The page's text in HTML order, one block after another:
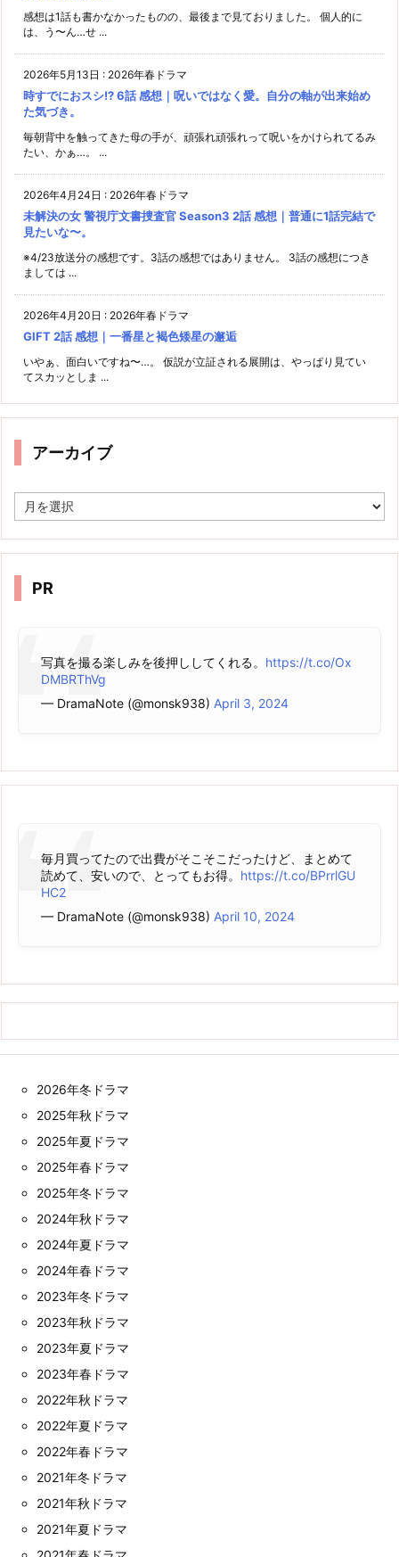
感想は1話も書かなかったものの、最後まで見ておりました。 個人的に
は、う〜ん…せ ...
2026年5月13日 : 2026年春ドラマ
時すでにおスシ!? 6話 感想｜呪いではなく愛。自分の軸が出来始め
た気づき。
毎朝背中を触ってきた母の手が、頑張れ頑張れって呪いをかけられてるみ
たい、かぁ…。 ...
2026年4月24日 : 2026年春ドラマ
未解決の女 警視庁文書捜査官 Season3 2話 感想｜普通に1話完結で
見たいな〜。
※4/23放送分の感想です。3話の感想ではありません。 3話の感想につき
ましては ...
2026年4月20日 : 2026年春ドラマ
GIFT 2話 感想｜一番星と褐色矮星の邂逅
いやぁ、面白いですね〜…。 仮説が立証される展開は、やっぱり見てい
てスカッとしま ...
アーカイブ
ー
イ
PR
写真を撮る楽しみを後押ししてくれる。 https://t.co/Ox
DMBRThVg
— DramaNote (@monsk938) April 3, 2024
毎月買ってたので出費がそこそこだったけど、まとめて
読めて、安いので、とってもお得。 https://t.co/BPrrlGU
HC2
— DramaNote (@monsk938) April 10, 2024
2026年冬ドラマ
2025年秋ドラマ
2025年夏ドラマ
2025年春ドラマ
2025年冬ドラマ
2024年秋ドラマ
2024年夏ドラマ
2024年春ドラマ
2023年冬ドラマ
2023年秋ドラマ
2023年夏ドラマ
2023年春ドラマ
2022年秋ドラマ
2022年夏ドラマ
2022年春ドラマ
2021年冬ドラマ
2021年秋ドラマ
2021年夏ドラマ